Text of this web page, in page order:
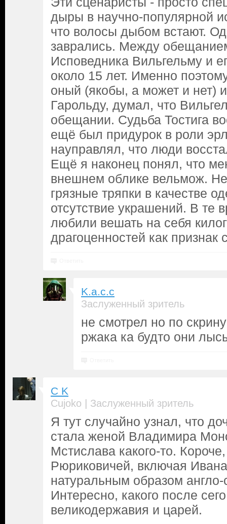
дыры в научно-популярной
что волосы дыбом встают.
заврались. Между
Исповедника Вильгельму и
около 15 лет. Именно
оный (якобы, а может и нет)
Гарольду, думал, что
обещании. Судьба Тостига
ещё был придурок в роли
науправлял, что люди
Ещё я наконец понял, что
внешнем облике вельмож.
грязные тряпки в качестве
отсутствие украшений. В те
любили вешать на себя
драгоценностей как признак
K.a.c.c
Заслуженный зритель
не смотрел но по
ржака ка будто они
C K
Cujoko | Заслуженный зритель
Я тут случайно узнал, что
стала женой Владимира
Мстислава какого-то.
Рюриковичей, включая Ивана
натуральным образом англо-
Интересно, какого после
великодержавия и царей.